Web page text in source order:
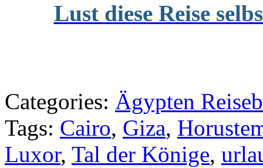
Lust diese Reise
Categories: Ägypten
Tags: Cairo, Giza,
Luxor, Tal der Könige,